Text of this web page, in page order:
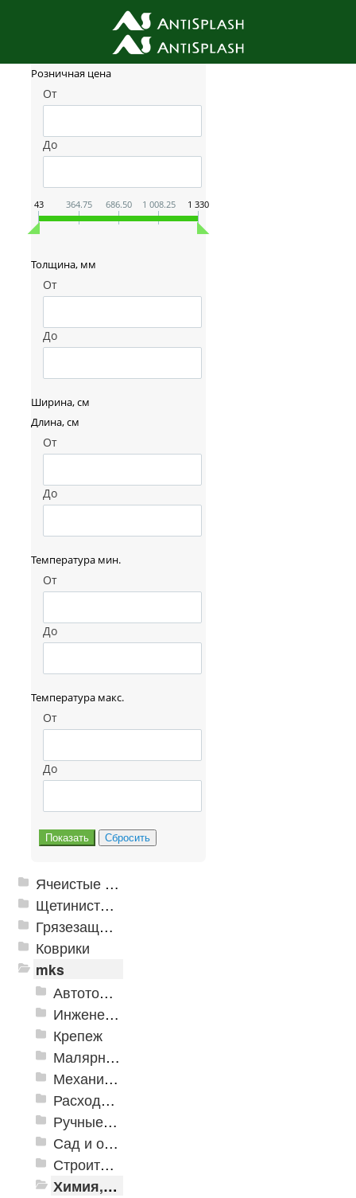
Фильтр товаров
Розничная цена
От
До
43 364.75 686.50 1 008.25 1 330
Толщина, мм
От
До
Ширина, см
Длина, см
От
До
Температура мин.
От
До
Температура макс.
От
До
Ячеистые грязезащитные покрытия
Щетинистые покрытия
Грязезащитные, влаговпитывающие покрытия
Коврики
mks
Автотовары
Инженерная сантехника и инструменты
Крепеж
Малярно-штукатурные инструменты
Механизированные инструменты
Расходные инструменты
Ручные инструменты
Сад и огород
Строительная Химия и принадлежности
Химия, крепеж, СИЗ